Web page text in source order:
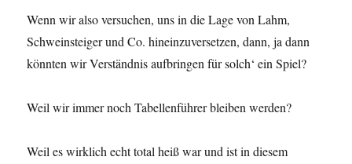
Wenn wir also versuchen, uns in die Lage von Lahm,
Schweinsteiger und Co. hineinzuversetzen, dann, ja dann
könnten wir Verständnis aufbringen für solch‘ ein Spiel?
Weil wir immer noch Tabellenführer bleiben werden?
Weil es wirklich echt total heiß war und ist in diesem